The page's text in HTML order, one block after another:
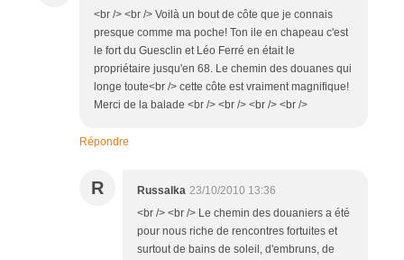
<br /> <br /> Voilà un bout de côte que je connais
presque comme ma poche! Ton ile en chapeau c'est
le fort du Guesclin et Léo Ferré en était le
propriétaire jusqu'en 68. Le chemin des douanes qui
longe toute<br /> cette côte est vraiment magnifique!
Merci de la balade <br /> <br /> <br /> <br />
Répondre
R Russalka 23/10/2010 13:36
<br /> <br /> Le chemin des douaniers a été
pour nous riche de rencontres fortuites et
surtout de bains de soleil, d'embruns, de